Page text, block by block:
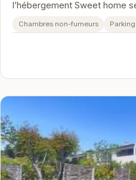
l’hébergement Sweet home
la-Cabrerisse, à re...
Chambres non-fumeurs Parking